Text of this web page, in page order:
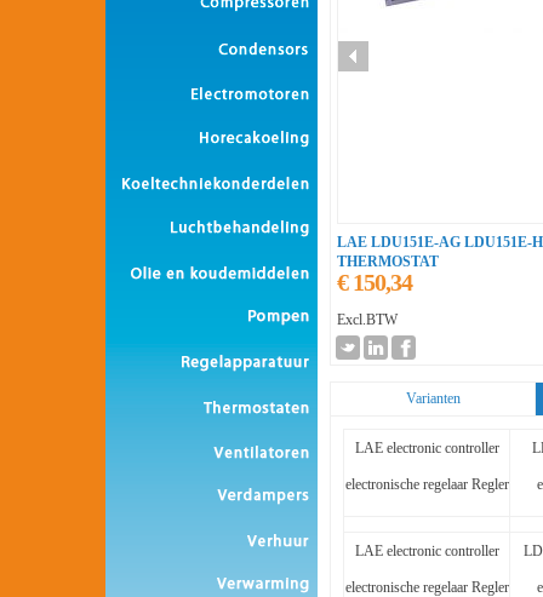
LAE LDU151E-AG LDU151E-
THERMOSTAT
€ 150,34
Excl.BTW
Varianten
LAE electronic controller
electronische regelaar Regler
LAE electronic controller
electronische regelaar Regler